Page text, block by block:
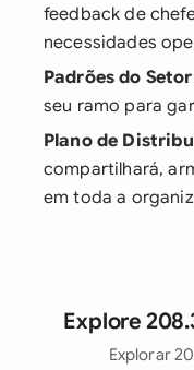
feedback de
necessidades
Padrões do Setor
seu ramo para
Plano de
compartilhará,
em toda a
Explore
Explorar